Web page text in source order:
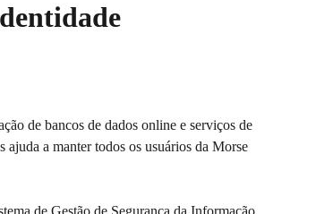
de bancos de dados online e serviços de
a manter todos os usuários da Morse